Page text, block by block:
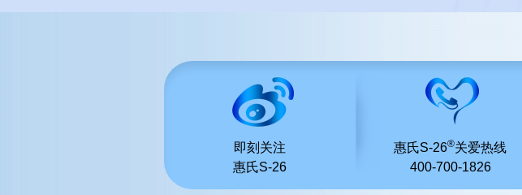
即刻关注
惠氏S-26
惠氏S-26®关爱热线
400-700-1826